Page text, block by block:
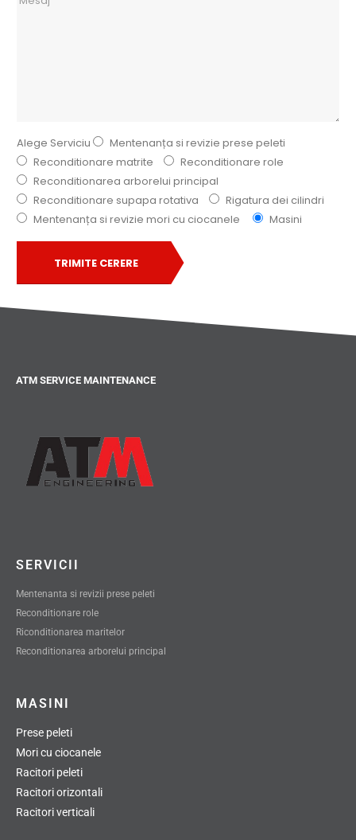
Alege Serviciu
Mentenanța si revizie prese peleti
Reconditionare matrite
Reconditionare role
Reconditionarea arborelui principal
Reconditionare supapa rotativa
Rigatura dei cilindri
Mentenanța si revizie mori cu ciocanele
Masini
TRIMITE CERERE
ATM SERVICE MAINTENANCE
SERVICII
Mentenanta si revizii prese peleti
Reconditionare role
Riconditionarea maritelor
Reconditionarea arborelui principal
MASINI
Prese peleti
Mori cu ciocanele
Racitori peleti
Racitori orizontali
Racitori verticali